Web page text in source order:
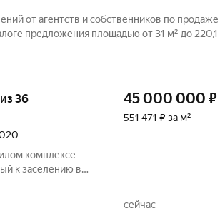
от агентств и собственников по продаже
предложения площадью от 31 м² до 220,1
36
комплексе
переходящая в
45 000 000 ₽
551 471 ₽ за м²
сейчас